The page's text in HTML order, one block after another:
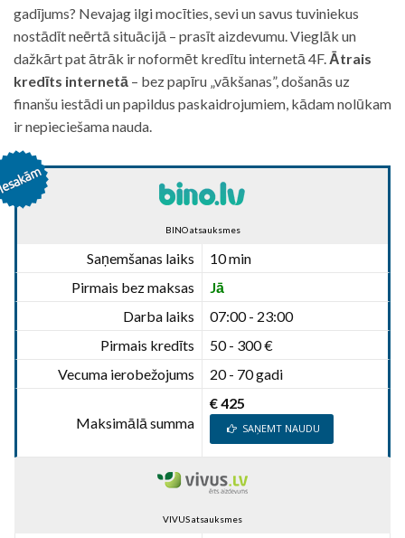
gadījums? Nevajag ilgi mocīties, sevi un savus tuviniekus
nostādīt neērtā situācijā – prasīt aizdevumu. Vieglāk un
dažkārt pat ātrāk ir noformēt kredītu internetā 4F. Ātrais
kredīts internetā – bez papīru „vākšanas”, došanās uz
finanšu iestādi un papildus paskaidrojumiem, kādam nolūkam
ir nepieciešama nauda.
BINO atsauksmes
Saņemšanas laiks
10 min
Pirmais bez maksas
Jā
Darba laiks
07:00 - 23:00
Pirmais kredīts
50 - 300 €
Vecuma ierobežojums
20 - 70 gadi
Maksimālā summa
€ 425
SAŅEMT NAUDU
VIVUS atsauksmes